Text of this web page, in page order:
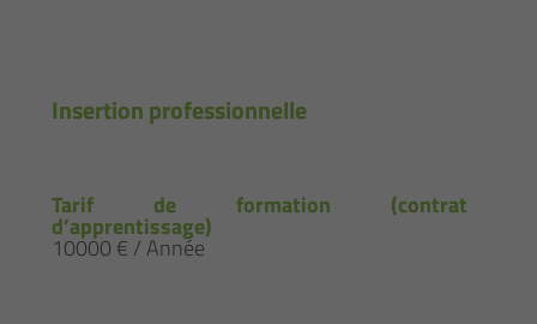
Insertion professionnelle
Tarif de formation (contrat
d’apprentissage)
10000 € / Année